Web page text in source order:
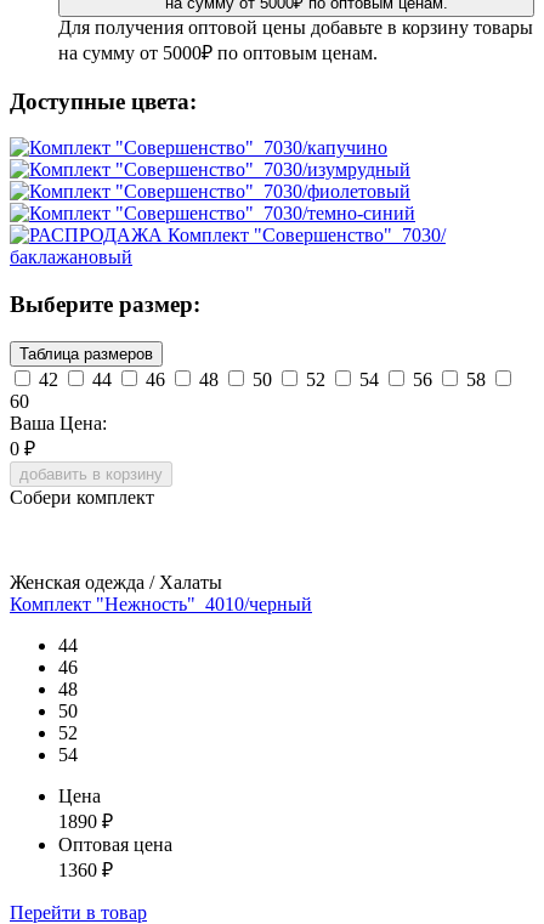
Для получения оптовой цены добавьте в корзину товары
на сумму от 5000₽ по оптовым ценам.
Доступные цвета:
Выберите размер:
Таблица размеров
42 44 46 48 50 52 54 56
58
60
Ваша Цена:
0 ₽
добавить в корзину
Собери комплект
Женская одежда / Халаты
Комплект "Нежность"_4010/черный
44
46
48
50
52
54
Цена
1890 ₽
Оптовая цена
1360 ₽
Перейти в товар